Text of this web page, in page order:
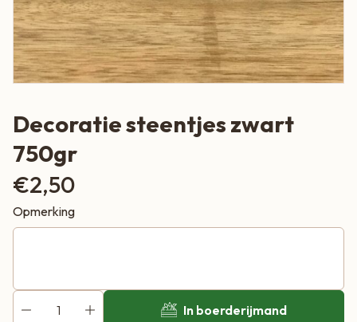
Decoratie steentjes zwart
750gr
€2,50
Opmerking
In boerderijmand